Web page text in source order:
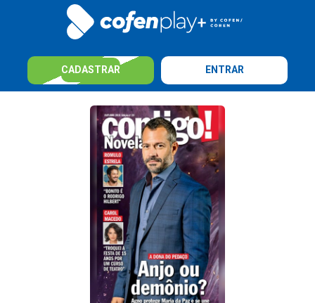
CADASTRAR ENTRAR